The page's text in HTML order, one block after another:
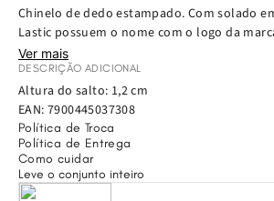
Chinelo de dedo estampado. Com solado
Lastic possuem o nome com o logo da
Ver mais
DESCRIÇÃO ADICIONAL
Altura do salto: 1,2 cm
EAN: 7900445037308
Política de Troca
Política de Entrega
Como cuidar
Leve o conjunto inteiro